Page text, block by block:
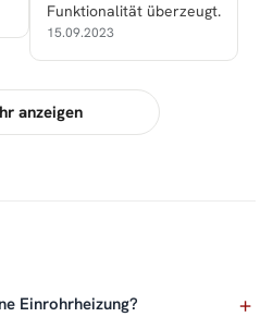
Funktionalität überzeugt.
15.09.2023
anzeigen
Einrohrheizung?